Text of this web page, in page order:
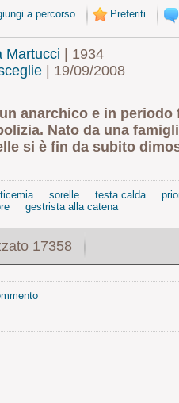
a percorso Preferiti
Martucci | 1934
| 19/09/2008
anarchico e in periodo
Nato da una
si è fin da subito
sorelle testa calda
gestrista alla catena
17358